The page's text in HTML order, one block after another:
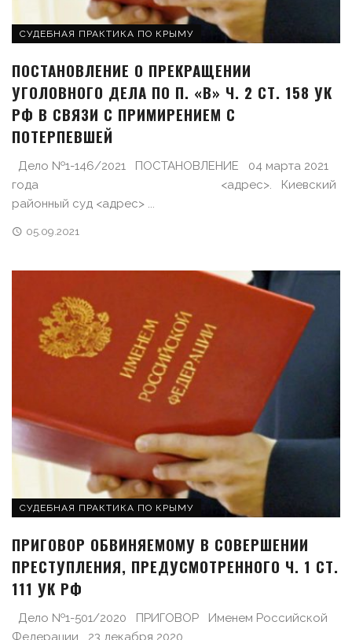
СУДЕБНАЯ ПРАКТИКА ПО КРЫМУ
ПОСТАНОВЛЕНИЕ О ПРЕКРАЩЕНИИ
УГОЛОВНОГО ДЕЛА ПО П. «В» Ч. 2 СТ. 158 УК
РФ В СВЯЗИ С ПРИМИРЕНИЕМ С
ПОТЕРПЕВШЕЙ
Дело №1-146/2021 ПОСТАНОВЛЕНИЕ 04 марта 2021
года <адрес>. Киевский
районный суд <адрес> ...
05.09.2021
СУДЕБНАЯ ПРАКТИКА ПО КРЫМУ
ПРИГОВОР ОБВИНЯЕМОМУ В СОВЕРШЕНИИ
ПРЕСТУПЛЕНИЯ, ПРЕДУСМОТРЕННОГО Ч. 1 СТ.
111 УК РФ
Дело №1-501/2020 ПРИГОВОР Именем Российской
Федерации 23 декабря 2020